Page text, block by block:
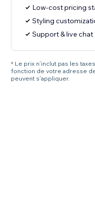
Low-cost pricing
Styling
Support & live chat
* Le prix n’inclut pas les
fonction de votre adresse
peuvent s’appliquer.